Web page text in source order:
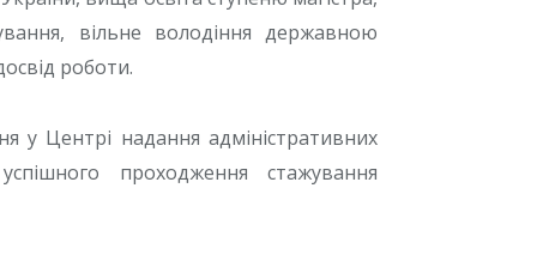
вільне володіння державною
роботи.
у Центрі надання адміністративних
проходження стажування